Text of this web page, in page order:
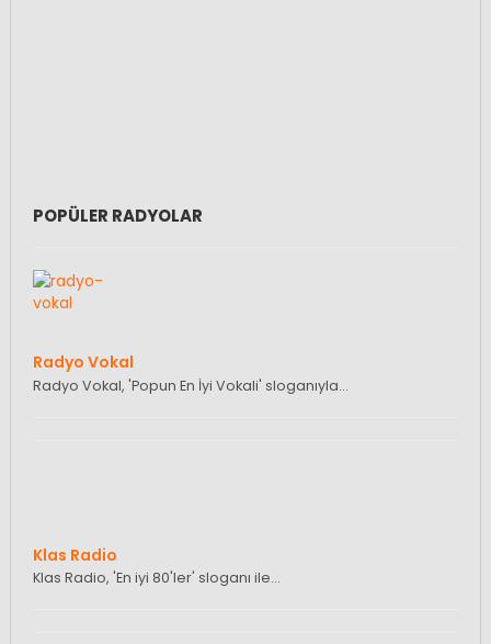
POPÜLER RADYOLAR
Radyo Vokal
Radyo Vokal, 'Popun En İyi Vokali' sloganıyla…
Klas Radio
Klas Radio, 'En iyi 80'ler' sloganı ile…